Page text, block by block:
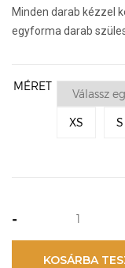
Minden darab kézzel
egyforma darab
MÉRET
XS S
-
KOSÁRBA